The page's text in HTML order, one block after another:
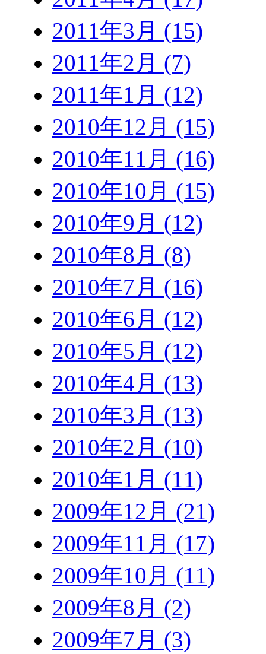
2011年3月 (15)
2011年2月 (7)
2011年1月 (12)
2010年12月 (15)
2010年11月 (16)
2010年10月 (15)
2010年9月 (12)
2010年8月 (8)
2010年7月 (16)
2010年6月 (12)
2010年5月 (12)
2010年4月 (13)
2010年3月 (13)
2010年2月 (10)
2010年1月 (11)
2009年12月 (21)
2009年11月 (17)
2009年10月 (11)
2009年8月 (2)
2009年7月 (3)